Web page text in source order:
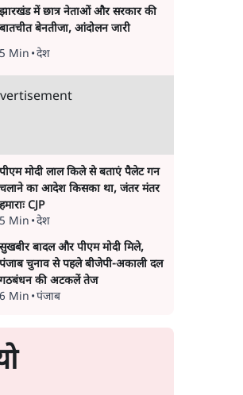
में छात्र नेताओं और सरकार की
बेनतीजा, आंदोलन जारी
Min •देश
मोदी लाल किले से बताएं पैलेट गन
का आदेश किसका था, जंतर मंतर
CJP
Min •देश
बादल और पीएम मोदी मिले,
चुनाव से पहले बीजेपी-अकाली दल
की अटकलें तेज
Min •पंजाब